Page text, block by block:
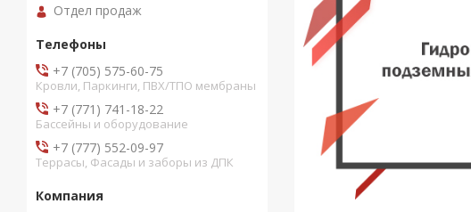
Отдел продаж
+7 (705) 575-60-75
Кровли, Паркинги, ПВХ/ТПО мембраны
+7 (771) 741-18-22
Бассейны и оборудование
+7 (777) 552-09-97
Террасы, Фасады и заборы из ДПК